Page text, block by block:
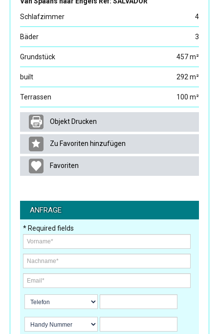
Schlafzimmer
4
Bäder 3
Grundstück 457 m²
built 292 m²
Terrassen 100 m²
Objekt Drucken
Zu Favoriten hinzufügen
Favoriten
ANFRAGE
* Required fields